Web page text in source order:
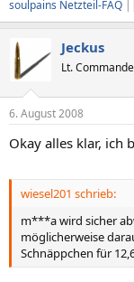
soulpains Netzteil-FAQ
Jeckus
Lt.
6. August 2008
Okay alles klar, ich
wiesel201 schrieb:
m***a wird sicher
möglicherweise
Schnäppchen für